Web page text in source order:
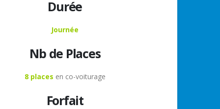
Durée
Journée
Nb de Places
8 places en co-voiturage
Forfait